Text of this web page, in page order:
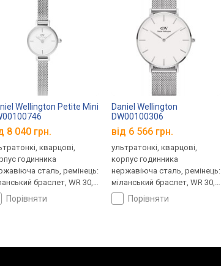
Wellington Petite Mini
8 040 грн.
кварцові,
годинника
сталь, ремінець:
браслет, WR 30,
порівняти
Daniel Wellington
DW00100306
від 6 566 грн.
ультратонкі, кварцові,
корпус годинника
нержавіюча сталь, ремінець:
міланський браслет, WR 30,
Швеціяпорівняти